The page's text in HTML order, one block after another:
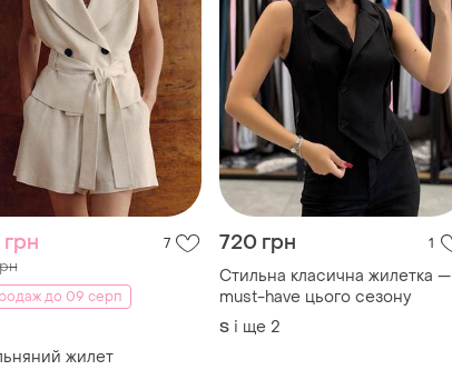
грн 7
до 09 серп
жилет
720 грн 1
Стильна класична жилетка —
must-have цього сезону
S і ще 2